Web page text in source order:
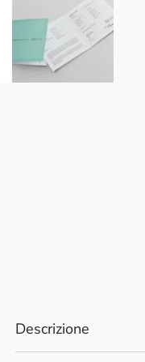
Descrizione